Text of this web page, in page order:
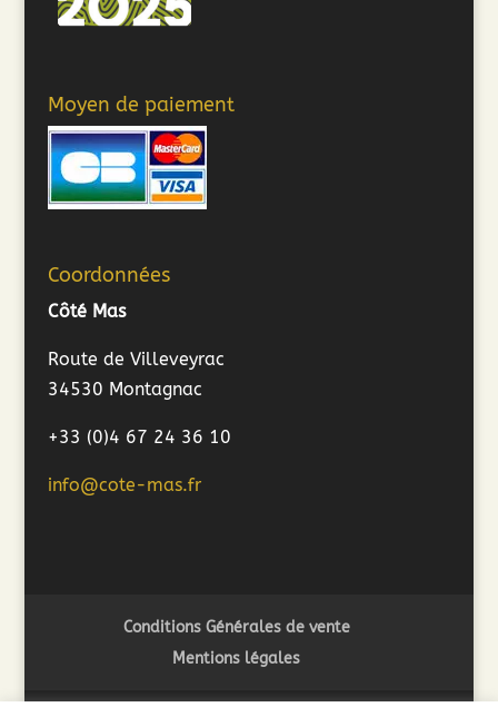
Moyen de paiement
Coordonnées
Côté Mas
Route de Villeveyrac
34530 Montagnac
+33 (0)4 67 24 36 10
info@cote-mas.fr
Conditions Générales de vente
Mentions légales